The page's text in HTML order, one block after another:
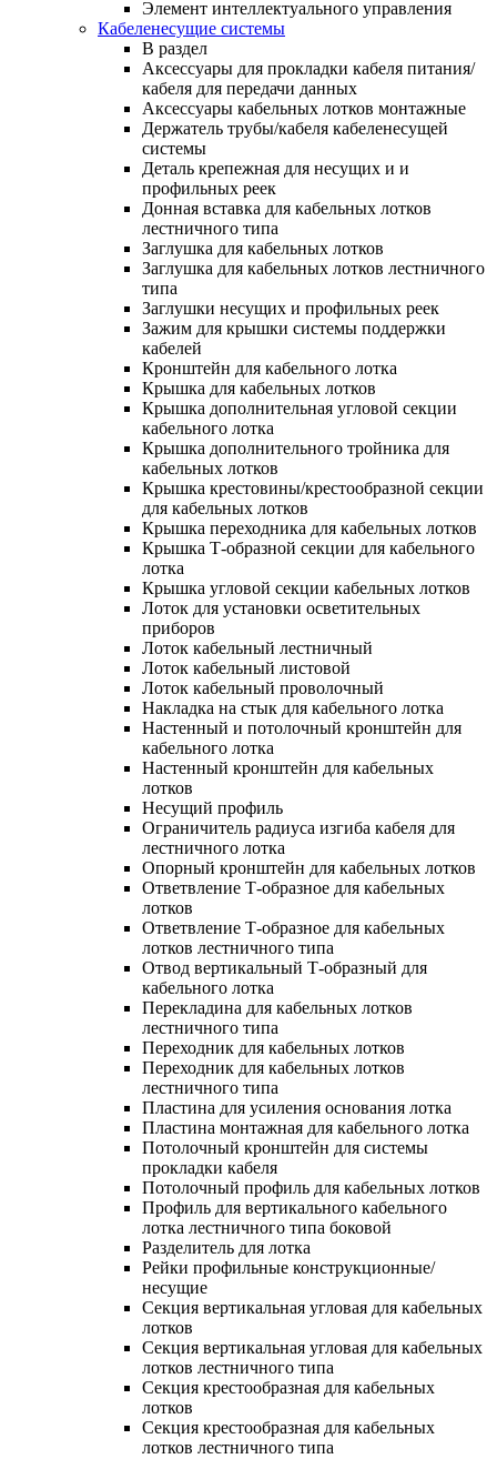
Элемент интеллектуального управления
Кабеленесущие системы
В раздел
Аксессуары для прокладки кабеля питания/
кабеля для передачи данных
Аксессуары кабельных лотков монтажные
Держатель трубы/кабеля кабеленесущей
системы
Деталь крепежная для несущих и и
профильных реек
Донная вставка для кабельных лотков
лестничного типа
Заглушка для кабельных лотков
Заглушка для кабельных лотков лестничного
типа
Заглушки несущих и профильных реек
Зажим для крышки системы поддержки
кабелей
Кронштейн для кабельного лотка
Крышка для кабельных лотков
Крышка дополнительная угловой секции
кабельного лотка
Крышка дополнительного тройника для
кабельных лотков
Крышка крестовины/крестообразной секции
для кабельных лотков
Крышка переходника для кабельных лотков
Крышка Т-образной секции для кабельного
лотка
Крышка угловой секции кабельных лотков
Лоток для установки осветительных
приборов
Лоток кабельный лестничный
Лоток кабельный листовой
Лоток кабельный проволочный
Накладка на стык для кабельного лотка
Настенный и потолочный кронштейн для
кабельного лотка
Настенный кронштейн для кабельных
лотков
Несущий профиль
Ограничитель радиуса изгиба кабеля для
лестничного лотка
Опорный кронштейн для кабельных лотков
Ответвление Т-образное для кабельных
лотков
Ответвление Т-образное для кабельных
лотков лестничного типа
Отвод вертикальный Т-образный для
кабельного лотка
Перекладина для кабельных лотков
лестничного типа
Переходник для кабельных лотков
Переходник для кабельных лотков
лестничного типа
Пластина для усиления основания лотка
Пластина монтажная для кабельного лотка
Потолочный кронштейн для системы
прокладки кабеля
Потолочный профиль для кабельных лотков
Профиль для вертикального кабельного
лотка лестничного типа боковой
Разделитель для лотка
Рейки профильные конструкционные/
несущие
Секция вертикальная угловая для кабельных
лотков
Секция вертикальная угловая для кабельных
лотков лестничного типа
Секция крестообразная для кабельных
лотков
Секция крестообразная для кабельных
лотков лестничного типа